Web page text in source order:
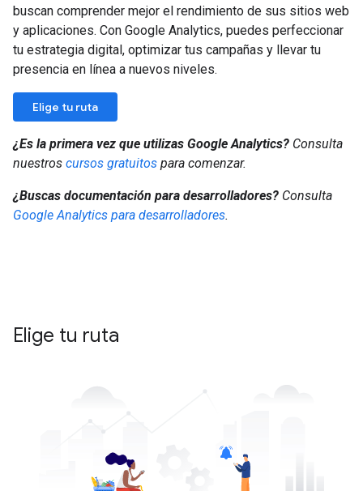
buscan comprender mejor el rendimiento de sus sitios web
y aplicaciones. Con Google Analytics, puedes perfeccionar
tu estrategia digital, optimizar tus campañas y llevar tu
presencia en línea a nuevos niveles.
Elige tu ruta
¿Es la primera vez que utilizas Google Analytics? Consulta
nuestros cursos gratuitos para comenzar.
¿Buscas documentación para desarrolladores? Consulta
Google Analytics para desarrolladores.
Elige tu ruta